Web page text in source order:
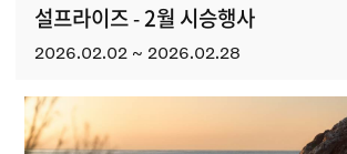
설프라이즈 - 2월 시승행사
2026.02.02 ~ 2026.02.28
세일즈 컨설턴트
전시장 찾기
인증 중고차